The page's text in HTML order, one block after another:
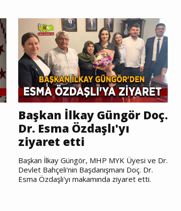
Başkan İlkay Güngör Doç.
Dr. Esma Özdaşlı'yı
ziyaret etti
Başkan İlkay Güngör, MHP MYK Üyesi ve Dr.
Devlet Bahçeli'nin Başdanışmanı Doç. Dr.
Esma Özdaşlı'yı makamında ziyaret etti.